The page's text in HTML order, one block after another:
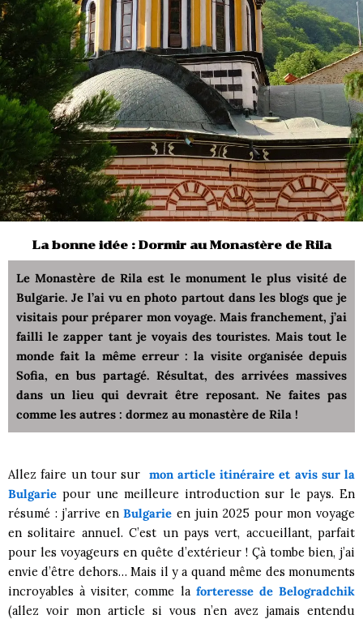
La bonne idée : Dormir au Monastère de Rila
Le Monastère de Rila est le monument le plus visité de
Bulgarie. Je l’ai vu en photo partout dans les blogs que je
visitais pour préparer mon voyage. Mais franchement, j’ai
failli le zapper tant je voyais des touristes. Mais tout le
monde fait la même erreur : la visite organisée depuis
Sofia, en bus partagé. Résultat, des arrivées massives
dans un lieu qui devrait être reposant. Ne faites pas
comme les autres : dormez au monastère de Rila !
Allez faire un tour sur mon article itinéraire et avis sur la
Bulgarie pour une meilleure introduction sur le pays. En
résumé : j’arrive enBulgarie en juin 2025 pour mon voyage
en solitaire annuel. C’est un pays vert, accueillant, parfait
pour les voyageurs en quête d’extérieur ! Çà tombe bien, j’ai
envie d’être dehors… Mais il y a quand même des monuments
incroyables à visiter, comme la forteresse de Belogradchik
(allez voir mon article si vous n’en avez jamais entendu